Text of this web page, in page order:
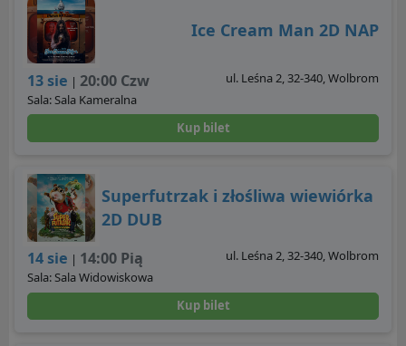
Ice Cream Man 2D NAP
13 sie |20:00 Czw
ul. Leśna 2, 32-340, Wolbrom
Sala: Sala Kameralna
Kup bilet
Superfutrzak i złośliwa wiewiórka
2D DUB
14 sie | 14:00 Pią
ul. Leśna 2, 32-340, Wolbrom
Sala: Sala Widowiskowa
Kup bilet